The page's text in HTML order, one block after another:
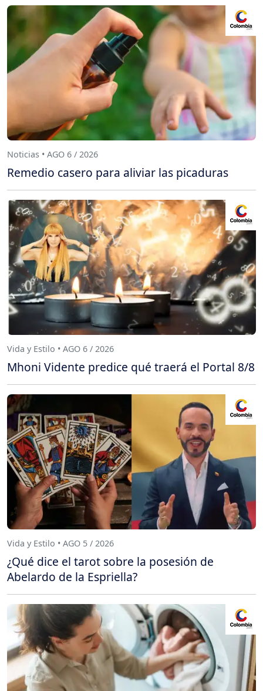
Noticias • AGO 6 / 2026
Remedio casero para aliviar las picaduras
Vida y Estilo • AGO 6 / 2026
Mhoni Vidente predice qué traerá el Portal 8/8
Vida y Estilo • AGO 5 / 2026
¿Qué dice el tarot sobre la posesión de
Abelardo de la Espriella?